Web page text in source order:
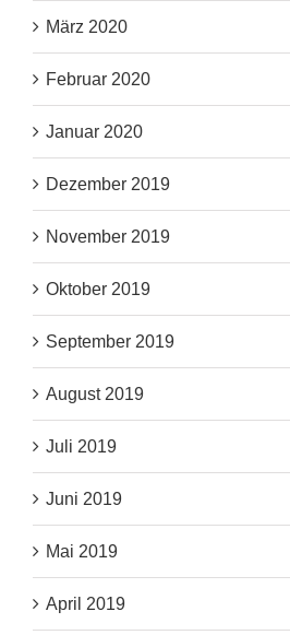
März 2020
Februar 2020
Januar 2020
Dezember 2019
November 2019
Oktober 2019
September 2019
August 2019
Juli 2019
Juni 2019
Mai 2019
April 2019